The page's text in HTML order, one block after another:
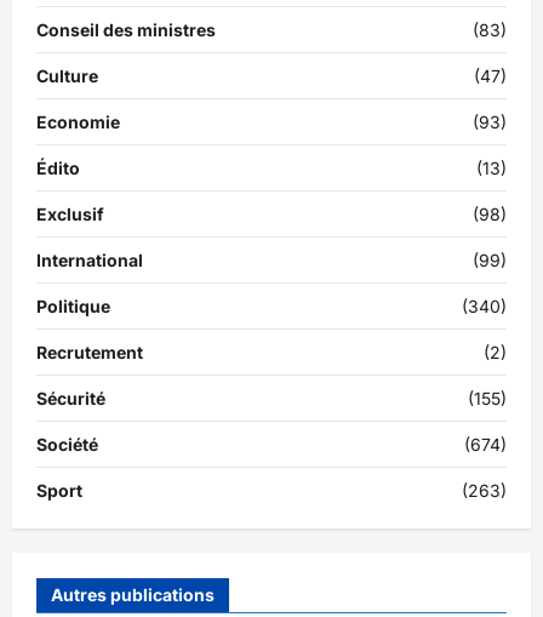
Conseil des ministres (83)
Culture (47)
Economie (93)
Édito (13)
Exclusif (98)
International (99)
Politique (340)
Recrutement (2)
Sécurité (155)
Société (674)
Sport (263)
Autres publications